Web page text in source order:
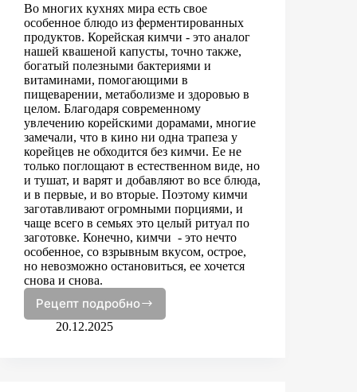
Во многих кухнях мира есть свое
особенное блюдо из ферментированных
продуктов. Корейская кимчи - это аналог
нашей квашеной капусты, точно также,
богатый полезными бактериями и
витаминами, помогающими в
пищеварении, метаболизме и здоровью в
целом. Благодаря современному
увлечению корейскими дорамами, многие
замечали, что в кино ни одна трапеза у
корейцев не обходится без кимчи. Ее не
только поглощают в естественном виде, но
и тушат, и варят и добавляют во все блюда,
и в первые, и во вторые. Поэтому кимчи
заготавливают огромными порциями, и
чаще всего в семьях это целый ритуал по
заготовке. Конечно, кимчи - это нечто
особенное, со взрывным вкусом, острое,
но невозможно остановиться, ее хочется
снова и снова.
Рецепт подробно
Кимчи
20.12.2025